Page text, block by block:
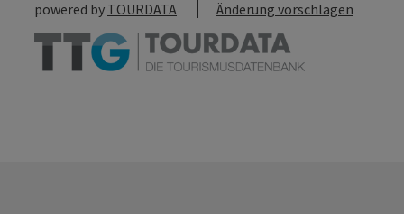
powered by TOURDATA Änderung vorschlagen